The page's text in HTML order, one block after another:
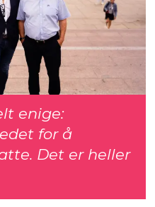
enige:
for å
Det er heller